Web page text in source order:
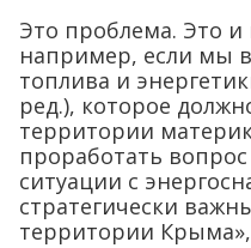
Это проблема. Это и
например, если мы
топлива и
ред.), которое
территории
проработать
ситуации с
стратегически
территории